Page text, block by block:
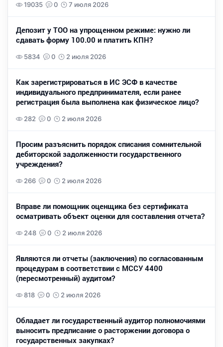
19035 0 7 июля 2026
Депозит у ТОО на упрощенном режиме: нужно ли
сдавать форму 100.00 и платить КПН?
5834 0 2 июля 2026
Как зарегистрироваться в ИС ЭСФ в качестве
индивидуального предпринимателя, если ранее
регистрация была выполнена как физическое лицо?
282 0 2 июля 2026
Просим разъяснить порядок списания сомнительной
дебиторской задолженности государственного
учреждения?
266 0 2 июля 2026
Вправе ли помощник оценщика без сертификата
осматривать объект оценки для составления отчета?
248 0 2 июля 2026
Являются ли отчеты (заключения) по согласованным
процедурам в соответствии с МССУ 4400
(пересмотренный) аудитом?
818 0 2 июля 2026
Обладает ли государственный аудитор полномочиями
выносить предписание о расторжении договора о
государственных закупках?